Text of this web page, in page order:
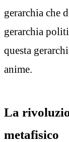
gerarchia che
gerarchia
questa
anime.
La
metafisico